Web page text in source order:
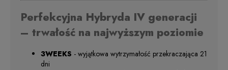
Perfekcyjna Hybryda IV generacji
– trwałość na najwyższym poziomie
3WEEKS - wyjątkowa wytrzymałość przekraczająca 21
dni